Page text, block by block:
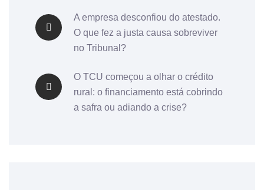
A empresa desconfiou do atestado.
O que fez a justa causa sobreviver
no Tribunal?
O TCU começou a olhar o crédito
rural: o financiamento está cobrindo
a safra ou adiando a crise?